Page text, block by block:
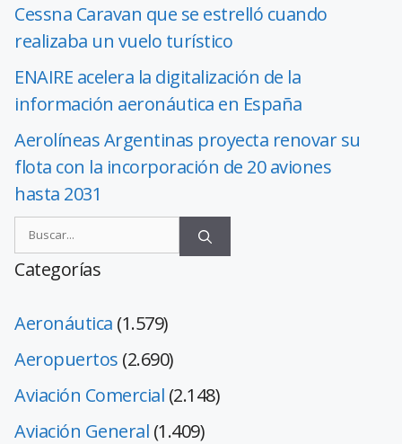
Cessna Caravan que se estrelló cuando
realizaba un vuelo turístico
ENAIRE acelera la digitalización de la
información aeronáutica en España
Aerolíneas Argentinas proyecta renovar su
flota con la incorporación de 20 aviones
hasta 2031
Categorías
Aeronáutica (1.579)
Aeropuertos (2.690)
Aviación Comercial (2.148)
Aviación General (1.409)